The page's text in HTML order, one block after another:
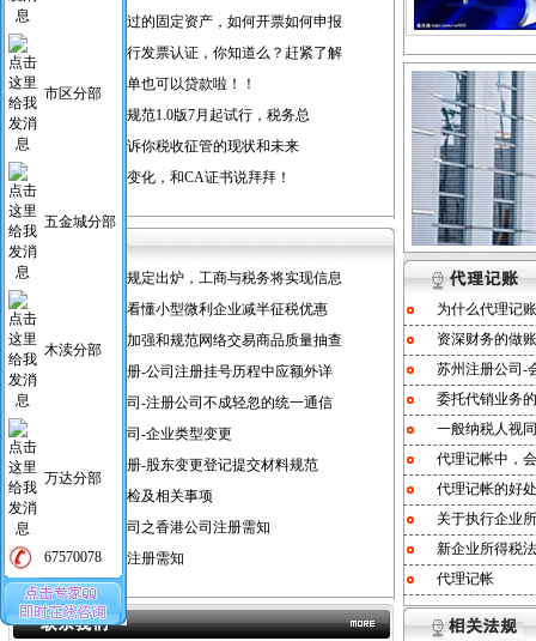
市区分部
五金城分部
木渎分部
万达分部
67570078
处置已使用过的固定资产，如何开票如何申报
手机可以进行发票认证，你知道么？赶紧了解
号外！凭税单也可以贷款啦！！
国地税合作规范1.0版7月起试行，税务总
一组漫画告诉你税收征管的现状和未来
国税登录新变化，和CA证书说拜拜！
注销公司新规定出炉，工商与税务将实现信息
一张图让你看懂小型微利企业减半征税优惠
工商总局拟加强和规范网络交易商品质量抽查
苏州公司注册-公司注册挂号历程中应额外详
苏州注册公司-注册公司不成轻忽的统一通信
苏州注册公司-企业类型变更
苏州公司注册-股东变更登记提交材料规范
苏州工商年检及相关事项
代办苏州公司之香港公司注册需知
苏州分公司注册需知
为什么代理记
资深财务的做
苏州注册公司-
委托代销业务
一般纳税人视
代理记帐中，
代理记帐的好处
关于执行企业
新企业所得税
代理记帐